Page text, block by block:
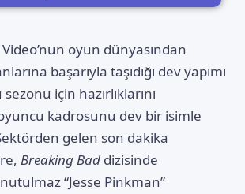
oyun dünyasından
başarıyla taşıdığı dev yapımı
için hazırlıklarını
oyuncu kadrosunu dev bir isimle
gelen son dakika
Breaking Bad dizisinde
“Jesse Pinkman”